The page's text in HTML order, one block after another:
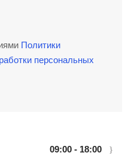
Политики
персональных
09:00 - 18:00